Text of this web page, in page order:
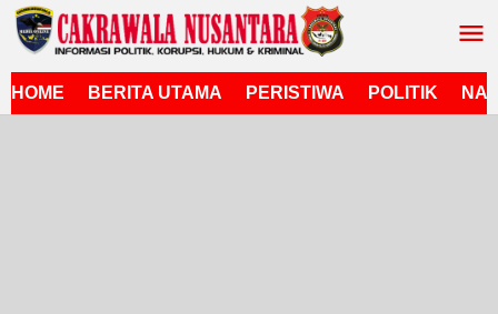
Lewati
ke
HOME
BERITA UTAMA PERISTIWA POLITIK